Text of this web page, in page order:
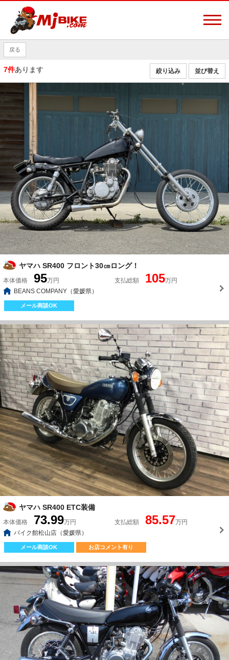
戻る
7件あります 並び替え
絞り込み
ヤマハ SR400 フロント30㎝ロング！
本体価格 95万円 支払総額 105万円
BEANS COMPANY（愛媛県）
メール商談OK
ヤマハ SR400 ETC装備
本体価格 73.99万円 支払総額 85.57万円
バイク館松山店（愛媛県）
メール商談OK お店コメント有り